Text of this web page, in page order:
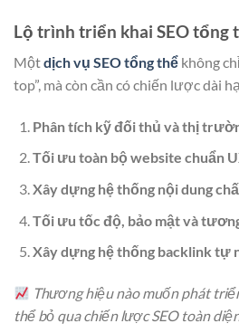
Lộ trình triển khai SEO tổng
Mộtdịch vụ SEO tổng thể không
top”, mà còn cần có chiến lược dài
Phân tích kỹ đối thủ và thị
Tối ưu toàn bộ website chuẩn
Xây dựng hệ thống nội dung
Tối ưu tốc độ, bảo mật và
Xây dựng hệ thống backlink tự
Thương hiệu nào muốn phát
thể bỏ qua chiến lược SEO toàn